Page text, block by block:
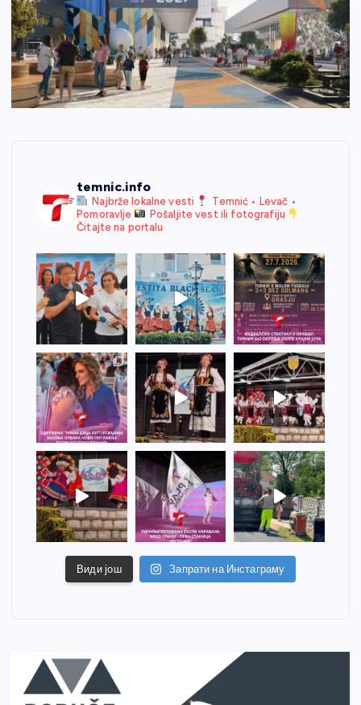
temnic.info
Najbrže lokalne vesti
Temnić • Levač •
Pomoravlje
Pošaljite vest ili fotografiju
Čitajte na portalu
Види још Запрати на Инстаграму